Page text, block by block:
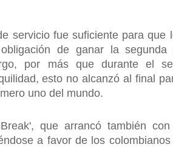
servicio fue suficiente para que
de ganar la segunda
por más que durante el
esto no alcanzó al final
uno del mundo.
que arrancó también
a favor de los